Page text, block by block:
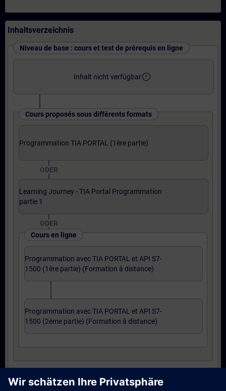
Inhaltsverzeichnis
Niveau de base : cours et test de prérequis en ligne
Inhalt nicht verfügbarerror_outline
Cours proposés sous différents formats
Programmation TIA PORTAL (1ère partie)
ODER
Learning Journey - TIA Portal Programmation
partie 1
ODER
Cours en ligne
Programmation avec TIA PORTAL et API S7-
1500 (1ère partie) (Formation à distance)
Programmation avec TIA PORTAL et API S7-
1500 (2ème partie) (Formation à distance)